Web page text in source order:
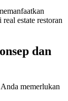
estate restoran
dan
memerlukan